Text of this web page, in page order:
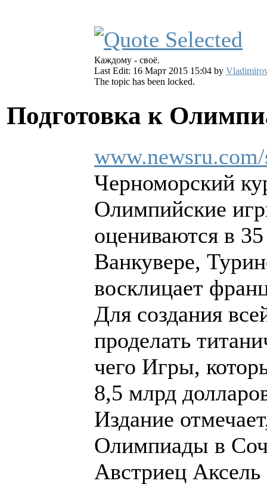
Каждому - своё.
Last Edit: 16 Март 2015 15:04 by
The topic has been locked.
Подготовка к
Черноморский
Олимпийские
оцениваются в
Ванкувере,
восклицает
Для создания
проделать
чего Игры,
8,5 млрд
Издание
Олимпиады в
Австриец